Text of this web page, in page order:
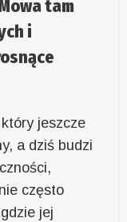
tam
i
jeszcze
a dziś budzi
często
jej